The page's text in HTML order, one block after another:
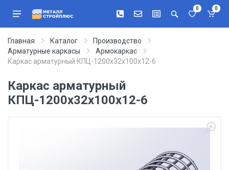
0 0
Главная Каталог
Производство
Арматурные каркасы
Армокаркас
Каркас арматурный КПЦ-1200х32х100х12-6
Каркас арматурный
КПЦ-1200х32х100х12-6